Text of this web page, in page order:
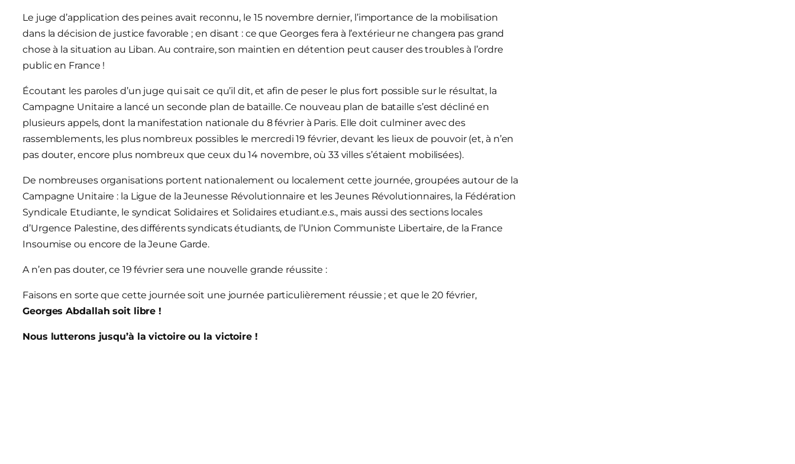
Le juge d’application des peines avait reconnu, le 15 novembre dernier, l’importance de la mobilisation
dans la décision de justice favorable ; en disant : ce que Georges fera à l’extérieur ne changera pas grand
chose à la situation au Liban. Au contraire, son maintien en détention peut causer des troubles à l’ordre
public en France !
Écoutant les paroles d’un juge qui sait ce qu’il dit, et afin de peser le plus fort possible sur le résultat, la
Campagne Unitaire a lancé un seconde plan de bataille. Ce nouveau plan de bataille s’est décliné en
plusieurs appels, dont la manifestation nationale du 8 février à Paris. Elle doit culminer avec des
rassemblements, les plus nombreux possibles le mercredi 19 février, devant les lieux de pouvoir (et, à n’en
pas douter, encore plus nombreux que ceux du 14 novembre, où 33 villes s’étaient mobilisées).
De nombreuses organisations portent nationalement ou localement cette journée, groupées autour de la
Campagne Unitaire : la Ligue de la Jeunesse Révolutionnaire et les Jeunes Révolutionnaires, la Fédération
Syndicale Etudiante, le syndicat Solidaires et Solidaires etudiant.e.s., mais aussi des sections locales
d’Urgence Palestine, des différents syndicats étudiants, de l’Union Communiste Libertaire, de la France
Insoumise ou encore de la Jeune Garde.
A n’en pas douter, ce 19 février sera une nouvelle grande réussite :
Faisons en sorte que cette journée soit une journée particulièrement réussie ; et que le 20 février,
Georges Abdallah soit libre !
Nous lutterons jusqu’à la victoire ou la victoire !